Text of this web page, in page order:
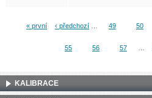
Stránky« první ‹ předchozí 49 50
55 56 57
KALIBRACE